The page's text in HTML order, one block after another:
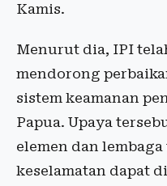
Kamis.
Menurut dia, IPI
mendorong
sistem keamanan
Papua. Upaya
elemen dan
keselamatan dapat